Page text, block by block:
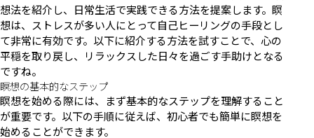
想法を紹介し、日常生活で実践できる方法を提案します。瞑
想は、ストレスが多い人にとって自己ヒーリングの手段とし
て非常に有効です。以下に紹介する方法を試すことで、心の
平穏を取り戻し、リラックスした日々を過ごす手助けとなる
ですね。
瞑想の基本的なステップ
瞑想を始める際には、まず基本的なステップを理解すること
が重要です。以下の手順に従えば、初心者でも簡単に瞑想を
始めることができます。